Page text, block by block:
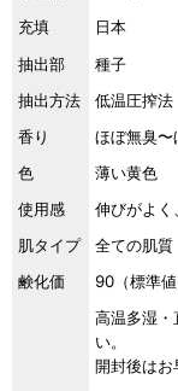
充填
日本
抽出部
種子
抽出方法
低温圧搾法
香り
ほぼ無臭〜
色
薄い黄色
使用感
伸びがよく
肌タイプ
全ての肌質
鹸化価
90（標準値
高温多湿・
い。
開封後はお